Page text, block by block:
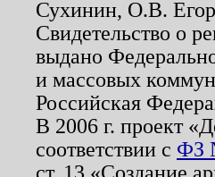
Сухинин, О.В.
Свидетельство о
выдано
и массовых
Российская
В 2006 г. проект
соответствии с ФЗ
ст. 13 «Создание